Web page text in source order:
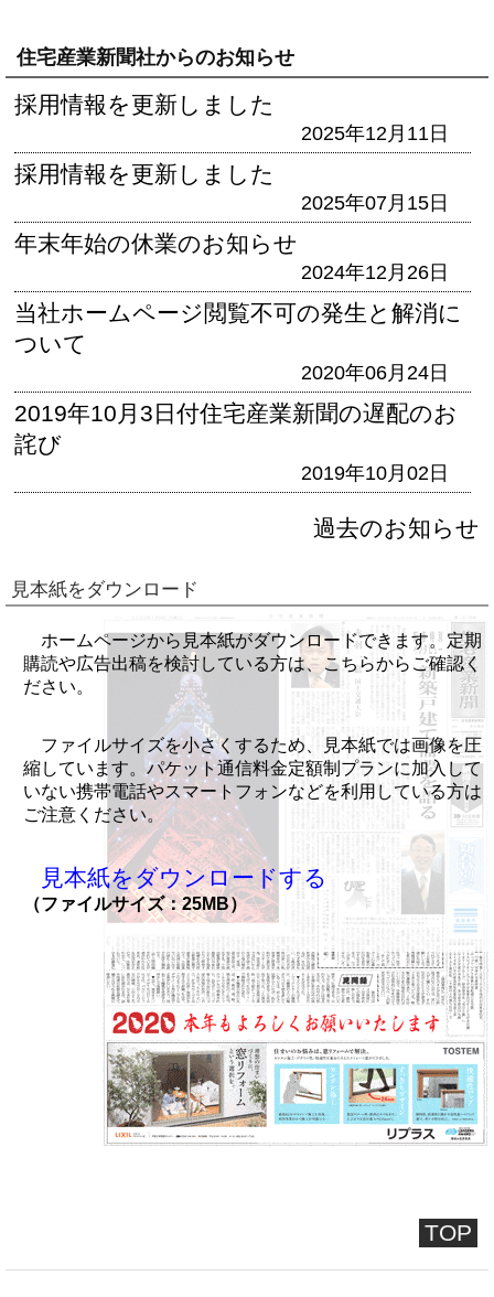
住宅産業新聞社からのお知らせ
採用情報を更新しました
2025年12月11日
採用情報を更新しました
2025年07月15日
年末年始の休業のお知らせ
2024年12月26日
当社ホームページ閲覧不可の発生と解消に
ついて
2020年06月24日
2019年10月3日付住宅産業新聞の遅配のお
詫び
2019年10月02日
過去のお知らせ
見本紙をダウンロード
ホームページから見本紙がダウンロードできます。定期
購読や広告出稿を検討している方は、こちらからご確認く
ださい。
ファイルサイズを小さくするため、見本紙では画像を圧
縮しています。パケット通信料金定額制プランに加入して
いない携帯電話やスマートフォンなどを利用している方は
ご注意ください。
見本紙をダウンロードする
（ファイルサイズ：25MB）
TOP